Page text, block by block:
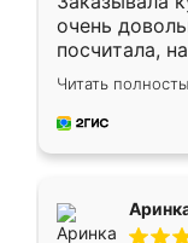
очень
посчитала,
Замерщик
делу со
за день,
Читать